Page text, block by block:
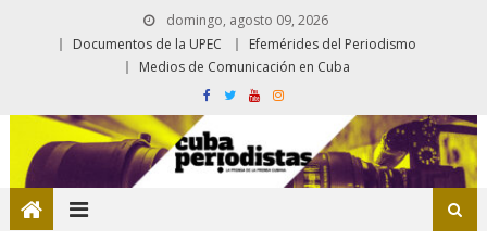
domingo, agosto 09, 2026
Documentos de la UPEC
Efemérides del Periodismo
Medios de Comunicación en Cuba